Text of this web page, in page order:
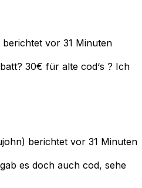
berichtet vor 31 Minuten
30€ für alte cod‘s ? Ich
berichtet vor 31 Minuten
es doch auch cod, sehe